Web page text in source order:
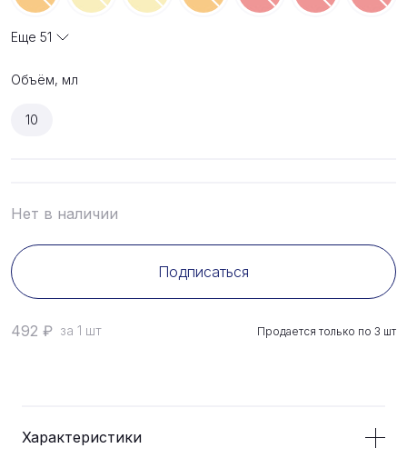
Еще 51
Объём, мл
10
Нет в наличии
Подписаться
492 ₽ за 1 шт Продается только по 3 шт
Характеристики